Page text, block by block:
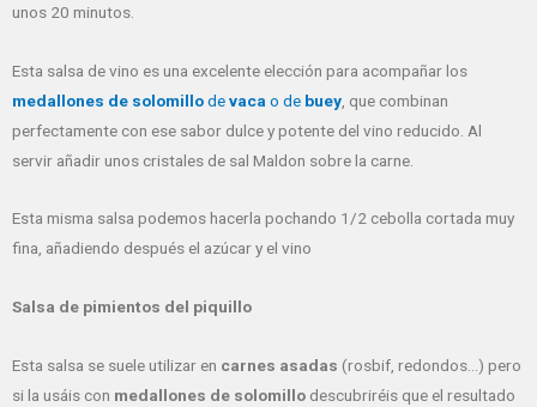
unos 20 minutos.
Esta salsa de vino es una excelente elección para acompañar los
medallones de solomillodevaca o de buey , que combinan
perfectamente con ese sabor dulce y potente del vino reducido. Al
servir añadir unos cristales de sal Maldon sobre la carne.
Esta misma salsa podemos hacerla pochando 1/2 cebolla cortada muy
fina, añadiendo después el azúcar y el vino
Salsa de pimientos del piquillo
Esta salsa se suele utilizar en carnes asadas (rosbif, redondos…) pero
si la usáis con medallones de solomillo descubriréis que el resultado